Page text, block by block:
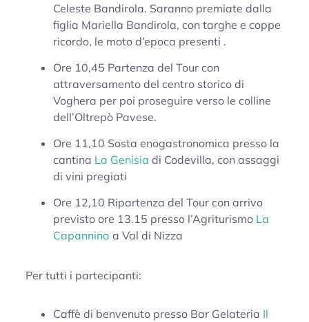
Celeste Bandirola. Saranno premiate dalla
figlia Mariella Bandirola, con targhe e coppe
ricordo, le moto d’epoca presenti .
Ore 10,45 Partenza del Tour con
attraversamento del centro storico di
Voghera per poi proseguire verso le colline
dell’Oltrepò Pavese.
Ore 11,10 Sosta enogastronomica presso la
cantina La Genisia di Codevilla, con assaggi
di vini pregiati
Ore 12,10 Ripartenza del Tour con arrivo
previsto ore 13.15 presso l’Agriturismo La
Capannina a Val di Nizza
Per tutti i partecipanti:
Caffè di benvenuto presso Bar Gelateria Il